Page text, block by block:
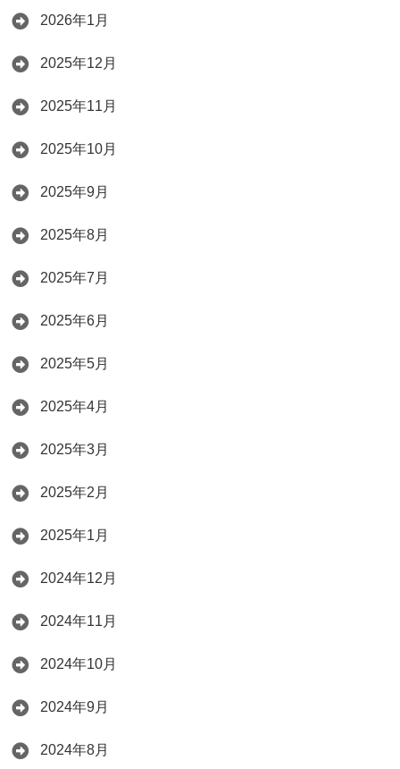
2026年1月
2025年12月
2025年11月
2025年10月
2025年9月
2025年8月
2025年7月
2025年6月
2025年5月
2025年4月
2025年3月
2025年2月
2025年1月
2024年12月
2024年11月
2024年10月
2024年9月
2024年8月